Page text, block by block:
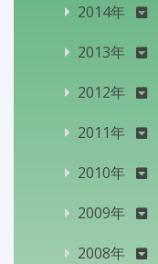
2014年
2013年
2012年
2011年
2010年
2009年
2008年